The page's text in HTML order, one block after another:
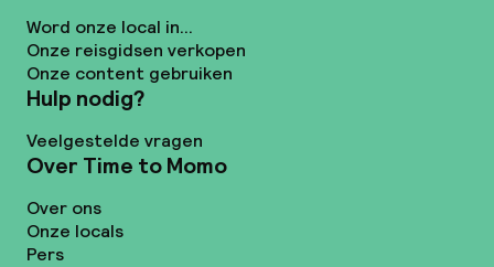
Word onze local in...
Onze reisgidsen verkopen
Onze content gebruiken
Hulp nodig?
Veelgestelde vragen
Over Time to Momo
Over ons
Onze locals
Pers